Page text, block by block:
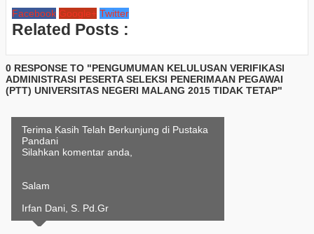
Facebook Google+ Twitter
Related Posts :
0 RESPONSE TO "PENGUMUMAN KELULUSAN VERIFIKASI
ADMINISTRASI PESERTA SELEKSI PENERIMAAN PEGAWAI
(PTT) UNIVERSITAS NEGERI MALANG 2015 TIDAK TETAP"
Terima Kasih Telah Berkunjung di Pustaka
Pandani
Silahkan komentar anda,
Salam
Irfan Dani, S. Pd.Gr